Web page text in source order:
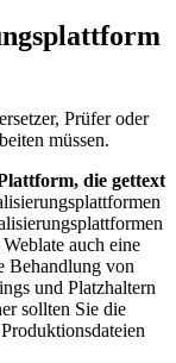
Prüfer oder
müssen.
die gettext
auch eine
Behandlung von
und Platzhaltern
sollten Sie die